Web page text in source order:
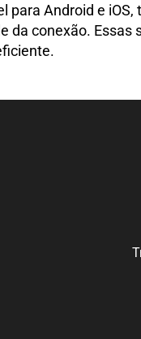
Android e
conexão. Essas